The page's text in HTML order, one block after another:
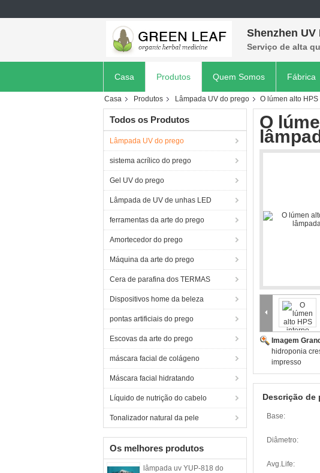
Shenzhen UV
Serviço de alta
Casa Produtos Quem Somos Fábrica
Casa Produtos Lâmpada UV do prego O lúmen alto
Todos os Produtos
Lâmpada UV do prego
sistema acrílico do prego
Gel UV do prego
Lâmpada de UV de unhas LED
ferramentas da arte do prego
Amortecedor do prego
Máquina da arte do prego
Cera de parafina dos TERMAS
Dispositivos home da beleza
pontas artificiais do prego
Escovas da arte do prego
máscara facial de colágeno
Máscara facial hidratando
Líquido de nutrição do cabelo
Tonalizador natural da pele
Os melhores produtos
lâmpada uv YUP-818 do
O
Imagem
hidroponia
impresso
Descrição de
Base:
Diâmetro:
Avg.Life: